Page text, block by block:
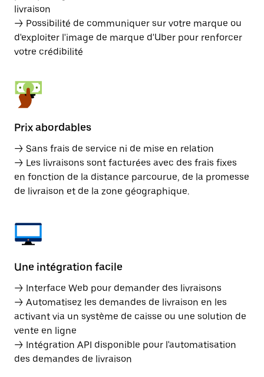
livraison
→ Possibilité de communiquer sur votre marque ou
d'exploiter l'image de marque d'Uber pour renforcer
votre crédibilité
Prix abordables
→ Sans frais de service ni de mise en relation
→ Les livraisons sont facturées avec des frais fixes
en fonction de la distance parcourue, de la promesse
de livraison et de la zone géographique.
Une intégration facile
→ Interface Web pour demander des livraisons
→ Automatisez les demandes de livraison en les
activant via un système de caisse ou une solution de
vente en ligne
→ Intégration API disponible pour l'automatisation
des demandes de livraison